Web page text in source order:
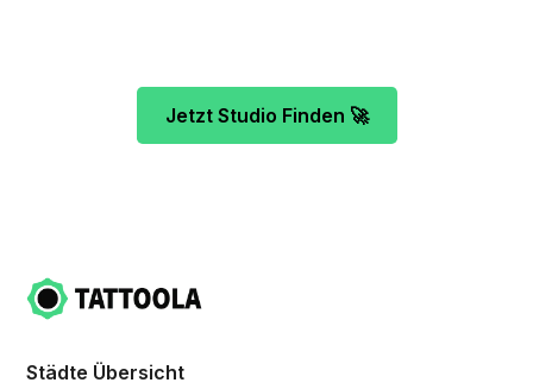
Jetzt Studio Finden 🚀
Städte Übersicht